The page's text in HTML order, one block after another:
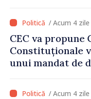
/ Acum 4 zile
CEC va propune
Constituționale
unui mandat de
/ Acum 4 zile